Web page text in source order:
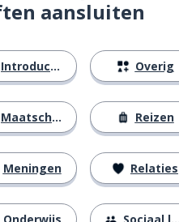
aansluiten
Introducties
Maatschappij
Meningen
Overig
Reizen
Relaties